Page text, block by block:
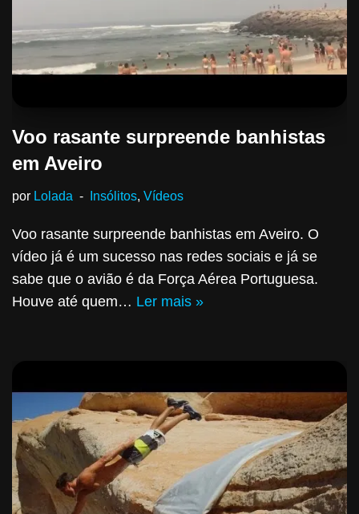
Voo rasante surpreende banhistas
em Aveiro
por Lolada Insólitos Vídeos
Voo rasante surpreende banhistas em Aveiro. O
vídeo já é um sucesso nas redes sociais e já se
sabe que o avião é da Força Aérea Portuguesa.
Houve até quem… Ler mais »